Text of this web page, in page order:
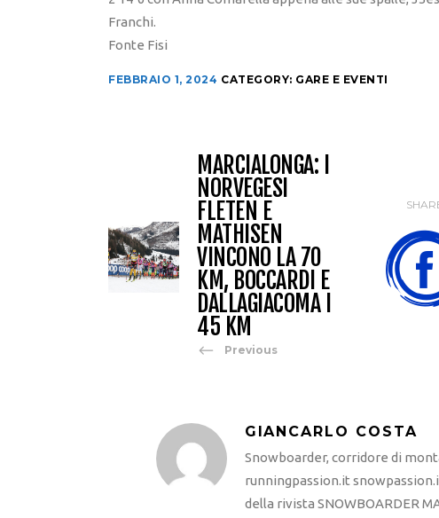
Franchi.
Fonte Fisi
FEBBRAIO 1, 2024 CATEGORY: GARE E EVENTI
MARCIALONGA: I
NORVEGESI
FLETEN E
MATHISEN
VINCONO LA 70
KM, BOCCARDI E
DALLAGIACOMA I
45 KM
Previous
GIANCARLO COSTA
Snowboarder, corridore di
runningpassion.it
della rivista SNOWBOARDER